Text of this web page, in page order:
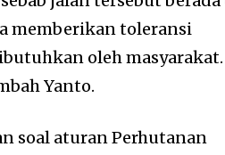
memberikan toleransi
oleh masyarakat.
Yanto.
soal aturan Perhutanan